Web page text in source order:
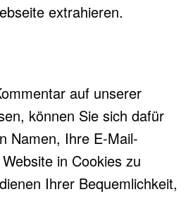
extrahieren.
auf unserer
können Sie sich dafür
Namen, Ihre E-Mail-
in Cookies zu
Ihrer Bequemlichkeit,